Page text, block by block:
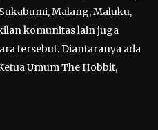
Malang, Maluku,
komunitas lain juga
tersebut. Diantaranya ada
Umum The Hobbit,